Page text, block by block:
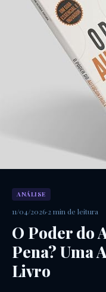
ANÁLISE
11/04/2026·2 min de leitura
O Poder do
Pena? Uma
Livro